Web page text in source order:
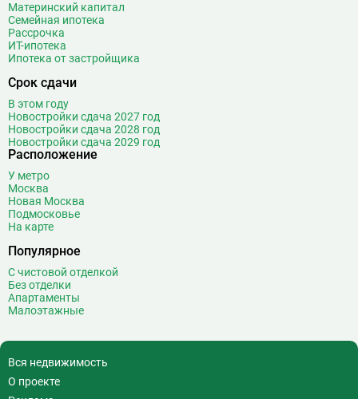
Дубровка
Ж Жулебино
З Зюзино
Зябликово
И Измайловская
К Калужская
Кантемировская
Каширская
Киевская
Кленовый бульвар
Кожуховская
Коломенская
Коммунарка
Корниловская
Косино
Материнский капитал
Семейная ипотека
Рассрочка
ИТ-ипотека
Ипотека от застройщика
Срок сдачи
В этом году
Новостройки сдача 2027 год
Новостройки сдача 2028 год
Новостройки сдача 2029 год
Расположение
У метро
Москва
Новая Москва
Подмосковье
На карте
Популярное
С чистовой отделкой
Без отделки
Апартаменты
Малоэтажные
Вся недвижимость
О проекте